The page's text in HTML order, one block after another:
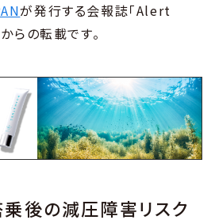
が発行する会報誌「Alert
らの転載です。
後の減圧障害リスク